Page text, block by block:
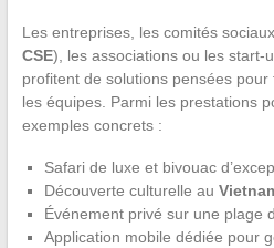
Les entreprises, les comités
CSE), les associations ou les start-
profitent de solutions pensées
les équipes. Parmi les prestations
exemples concrets :
Safari de luxe et bivouac
Découverte culturelle au
Événement privé sur une plage
Application mobile dédiée pour